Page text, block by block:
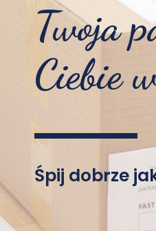
Twoja
Ciebie
Śpij dobrze